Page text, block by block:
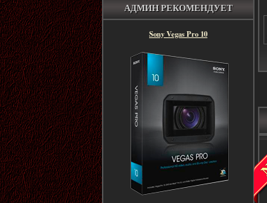
АДМИН РЕКОМЕНДУЕТ
Sony Vegas Pro 10